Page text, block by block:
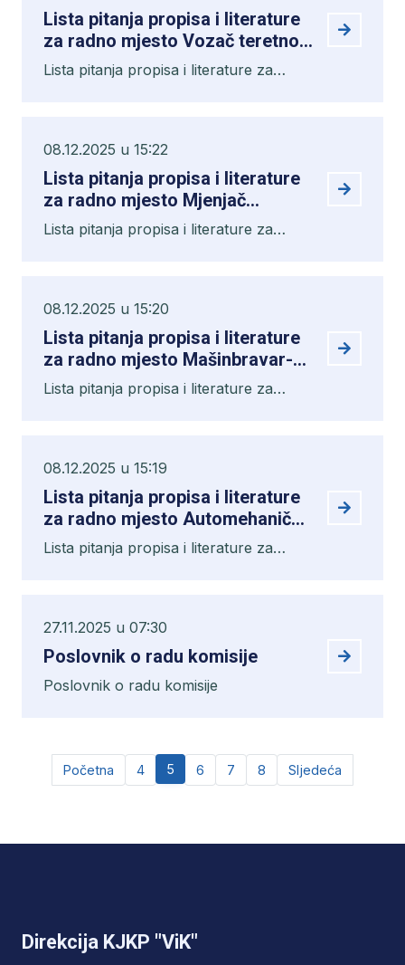
Lista pitanja propisa i literature
za radno mjesto Vozač teretnog
vozila II
Lista pitanja propisa i literature za
08.12.2025 u 15:22
Lista pitanja propisa i literature
za radno mjesto Mjenjač
vodomjera II
Lista pitanja propisa i literature za
08.12.2025 u 15:20
Lista pitanja propisa i literature
za radno mjesto Mašinbravar-
varioc
Lista pitanja propisa i literature za
08.12.2025 u 15:19
Lista pitanja propisa i literature
za radno mjesto Automehaničar
II
Lista pitanja propisa i literature za
27.11.2025 u 07:30
Poslovnik o radu komisije
Poslovnik o radu komisije
Početna 4 5 6 7 8 Sljedeća
Direkcija KJKP "ViK"